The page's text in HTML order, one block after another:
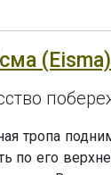
тропа
по его